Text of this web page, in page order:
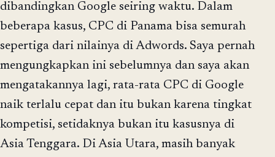
dibandingkan Google seiring waktu. Dalam
beberapa kasus, CPC di Panama bisa semurah
sepertiga dari nilainya di Adwords. Saya pernah
mengungkapkan ini sebelumnya dan saya akan
mengatakannya lagi, rata-rata CPC di Google
naik terlalu cepat dan itu bukan karena tingkat
kompetisi, setidaknya bukan itu kasusnya di
Asia Tenggara. Di Asia Utara, masih banyak